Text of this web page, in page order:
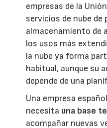
empresas de la
servicios de nube de
almacenamiento de
los usos más
la nube ya forma
habitual, aunque su
depende de una
Una empresa
necesita una base
acompañar nuevas